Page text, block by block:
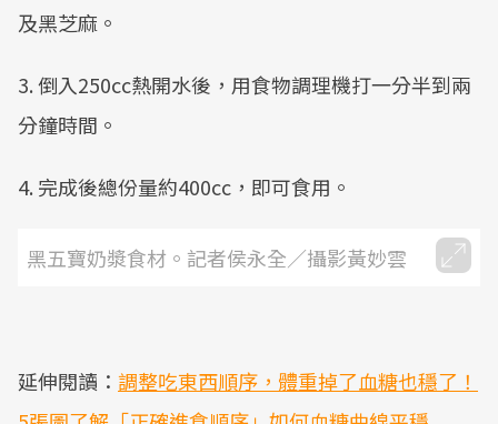
及黑芝麻。
3. 倒入250cc熱開水後，用食物調理機打一分半到兩
分鐘時間。
4. 完成後總份量約400cc，即可食用。
黑五寶奶漿食材。記者侯永全／攝影黃妙雲
延伸閱讀： 調整吃東西順序，體重掉了血糖也穩了！